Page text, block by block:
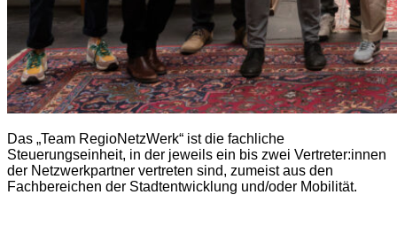
Das „Team RegioNetzWerk“ ist die fachliche
Steuerungseinheit, in der jeweils ein bis zwei Vertreter:innen
der Netzwerkpartner vertreten sind, zumeist aus den
Fachbereichen der Stadtentwicklung und/oder Mobilität.